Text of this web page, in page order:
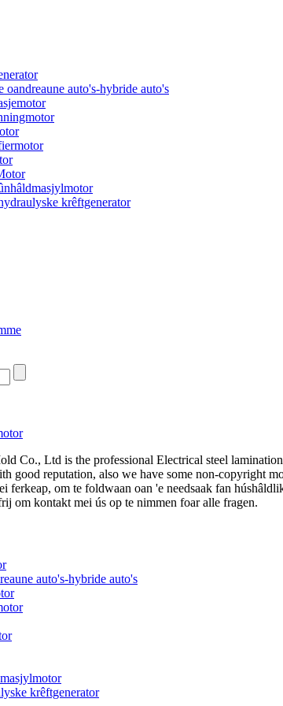
oandreaune auto's-hybride auto's
krêftgenerator
Co., Ltd is the professional Electrical steel
good reputation, also we have some non-copyright
ferkeap, om te foldwaan oan 'e needsaak fan
om kontakt mei ús op te nimmen foar alle fragen.
auto's-hybride auto's
krêftgenerator